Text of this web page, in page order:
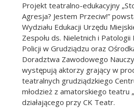
Projekt teatralno-edukacyjny
Agresja? Jestem Przeciw!”
Wydziału Edukacji Urzędu
Zespołu ds. Nieletnich i
Policji w Grudziądzu oraz
Doradztwa Zawodowego
występują aktorzy grający w
teatralnych grudziądzkiego
młodzież z amatorskiego teatru
działającego przy CK Teatr.